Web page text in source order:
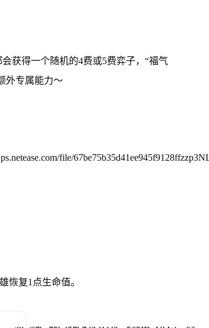
获得一个随机的4费或5费弈子，“福气
外专属能力～
恢复1点生命值。